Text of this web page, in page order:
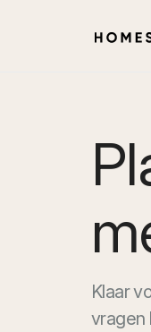
Klaar
vragen